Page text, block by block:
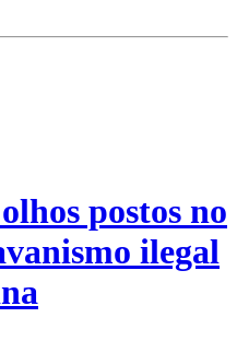
postos no
ilegal